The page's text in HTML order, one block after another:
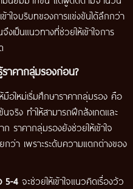
าใจบริบทของการแข่งขันได้ลึกกว่า
เป็นแนวทางที่ช่วยให้เข้าใจการ
ราคากลุ่มรองก่อน?
มือใหม่เริ่มศึกษาราคากลุ่มรอง คือ
นจริง ทำให้สามารถฝึกสังเกตและ
ราคากลุ่มรองยังช่วยให้เข้าใจ
ว่า เพราะระดับความแตกต่างของ
5-4 จะช่วยให้เข้าใจแนวคิดเรื่องวัว